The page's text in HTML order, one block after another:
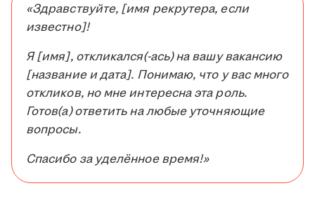
«Здравствуйте, [имя рекрутера, если
известно]!
Я [имя], откликался(-ась) на вашу вакансию
[название и дата]. Понимаю, что у вас много
откликов, но мне интересна эта роль.
Готов(а) ответить на любые уточняющие
вопросы.
Спасибо за уделённое время!»